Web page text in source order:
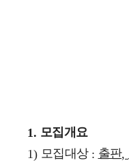
1. 모집개요
1) 모집대상 : 출판,